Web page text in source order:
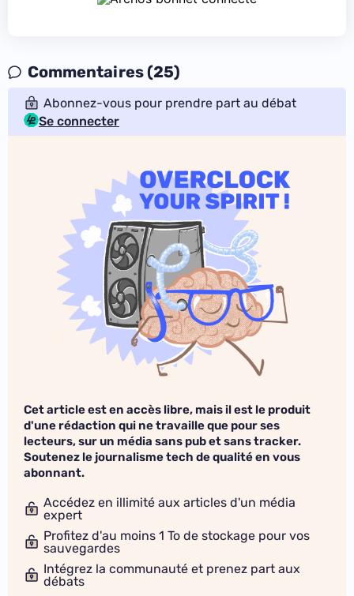
Commentaires (25)
Abonnez-vous pour prendre part au débat
Se connecter
Cet article est en accès libre, mais il est le produit
d'une rédaction qui ne travaille que pour ses
lecteurs, sur un média sans pub et sans tracker.
Soutenez le journalisme tech de qualité en vous
abonnant.
Accédez en illimité aux articles d'un média
expert
Profitez d'au moins 1 To de stockage pour vos
sauvegardes
Intégrez la communauté et prenez part aux
débats